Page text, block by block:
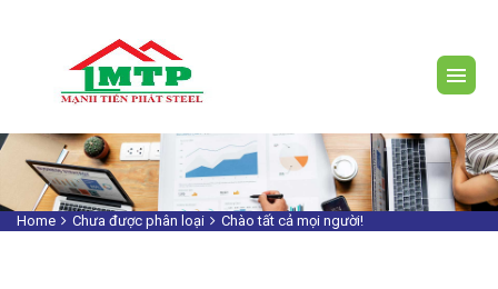
Home Chưa được phân loại Chào tất cả mọi người!